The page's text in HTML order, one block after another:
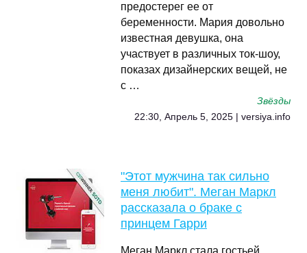
предостерег ее от
беременности. Мария довольно
известная девушка, она
участвует в различных ток-шоу,
показах дизайнерских вещей, не
с …
Звёзды
22:30, Апрель 5, 2025 | versiya.info
"Этот мужчина так сильно
меня любит". Меган Маркл
рассказала о браке с
принцем Гарри
Меган Маркл стала гостьей